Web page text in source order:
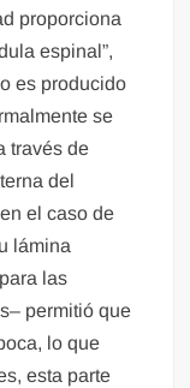
proporciona
espinal”,
es producido
se
través de
del
el caso de
lámina
las
permitió que
lo que
esta parte